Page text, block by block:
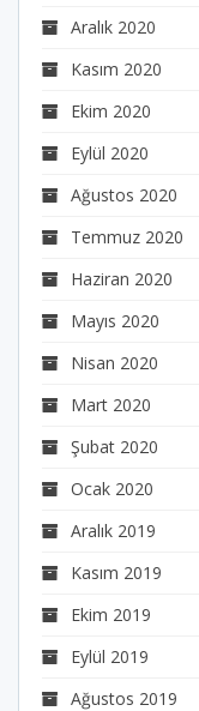
Aralık 2020
Kasım 2020
Ekim 2020
Eylül 2020
Ağustos 2020
Temmuz 2020
Haziran 2020
Mayıs 2020
Nisan 2020
Mart 2020
Şubat 2020
Ocak 2020
Aralık 2019
Kasım 2019
Ekim 2019
Eylül 2019
Ağustos 2019